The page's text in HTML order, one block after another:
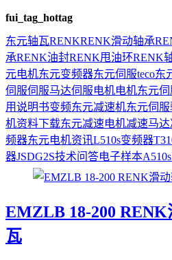
fui_tag_hottag
东元轴瓦RENKRENK滑动轴承
承RENK油封RENK甩油环RENK
元电机东元变频器东元伺服teco东
伺服伺服马达伺服电机电机东元
用说明书变频东元减速机东元伺
机资料下载东元减速电机减速马达
频器东元电机资讯L510s变频器
器JSDG2S技术问答电子样本
EMZLB 18-200
瓦